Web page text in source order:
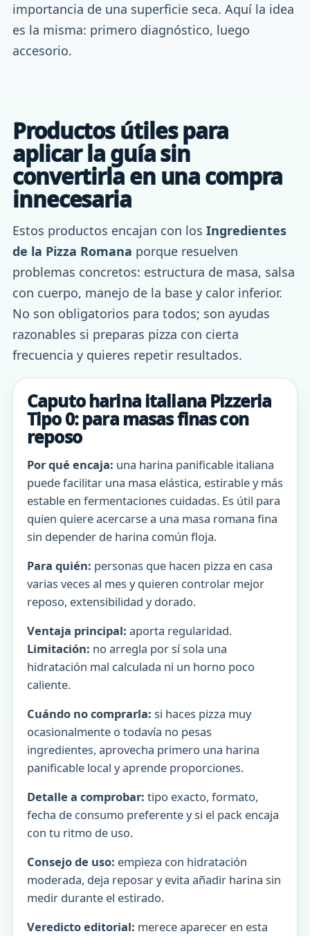
importancia de una superficie seca. Aquí la idea
es la misma: primero diagnóstico, luego
accesorio.
Productos útiles para
aplicar la guía sin
convertirla en una compra
innecesaria
Estos productos encajan con los Ingredientes
de la Pizza Romana porque resuelven
problemas concretos: estructura de masa, salsa
con cuerpo, manejo de la base y calor inferior.
No son obligatorios para todos; son ayudas
razonables si preparas pizza con cierta
frecuencia y quieres repetir resultados.
Caputo harina italiana Pizzeria
Tipo 0: para masas finas con
reposo
Por qué encaja: una harina panificable italiana
puede facilitar una masa elástica, estirable y más
estable en fermentaciones cuidadas. Es útil para
quien quiere acercarse a una masa romana fina
sin depender de harina común floja.
Para quién: personas que hacen pizza en casa
varias veces al mes y quieren controlar mejor
reposo, extensibilidad y dorado.
Ventaja principal: aporta regularidad.
Limitación: no arregla por sí sola una
hidratación mal calculada ni un horno poco
caliente.
Cuándo no comprarla: si haces pizza muy
ocasionalmente o todavía no pesas
ingredientes, aprovecha primero una harina
panificable local y aprende proporciones.
Detalle a comprobar: tipo exacto, formato,
fecha de consumo preferente y si el pack encaja
con tu ritmo de uso.
Consejo de uso: empieza con hidratación
moderada, deja reposar y evita añadir harina sin
medir durante el estirado.
Veredicto editorial: merece aparecer en esta